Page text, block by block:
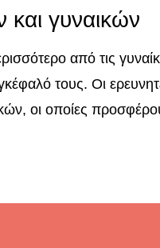
γυναικών
από τις
τους. Οι
οι οποίες